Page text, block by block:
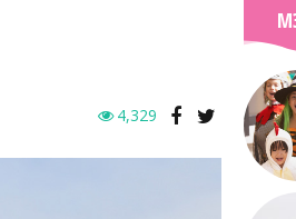
4,329